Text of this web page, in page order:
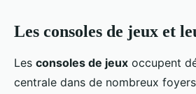
Les consoles de jeux et
Les consoles de jeux occupent
centrale dans de nombreux